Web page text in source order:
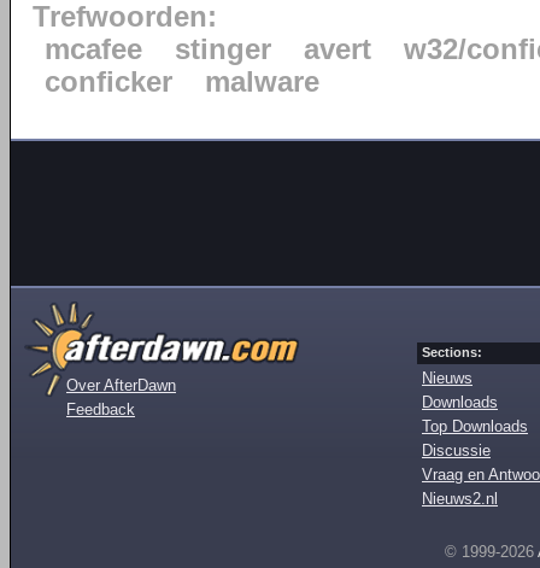
Trefwoorden:
mcafee
stinger avert
w32/
conficker
malware
Over AfterDawn
Feedback
Sections:
Nieuws
Downloads
Top Downloads
Discussie
Vraag en
Nieuws2.nl
© 1999-2026